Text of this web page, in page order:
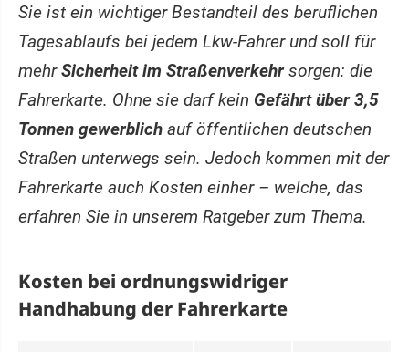
Sie ist ein wichtiger Bestandteil des beruflichen
Tagesablaufs bei jedem Lkw-Fahrer und soll für
mehrSicherheit im Straßenverkehrsorgen: die
Fahrerkarte. Ohne sie darf kein Gefährt über 3,5
Tonnen gewerblich auf öffentlichen deutschen
Straßen unterwegs sein. Jedoch kommen mit der
Fahrerkarte auch Kosten einher – welche, das
erfahren Sie in unserem Ratgeber zum Thema.
Kosten bei ordnungswidriger
Handhabung der Fahrerkarte